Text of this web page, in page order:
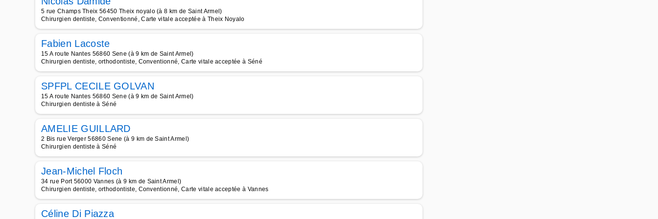
5 rue Champs Theix 56450 Theix noyalo (à 8 km de Saint Armel)
Chirurgien dentiste, Conventionné, Carte vitale acceptée à Theix Noyalo
Fabien Lacoste
15 A route Nantes 56860 Sene (à 9 km de Saint Armel)
Chirurgien dentiste, orthodontiste, Conventionné, Carte vitale acceptée à Séné
SPFPL CECILE GOLVAN
15 A route Nantes 56860 Sene (à 9 km de Saint Armel)
Chirurgien dentiste à Séné
AMELIE GUILLARD
2 Bis rue Verger 56860 Sene (à 9 km de Saint Armel)
Chirurgien dentiste à Séné
Jean-Michel Floch
34 rue Port 56000 Vannes (à 9 km de Saint Armel)
Chirurgien dentiste, orthodontiste, Conventionné, Carte vitale acceptée à Vannes
Céline Di Piazza